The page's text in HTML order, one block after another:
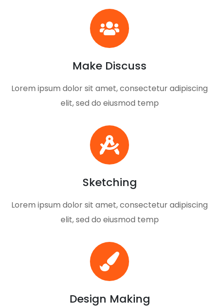
Make Discuss
Lorem ipsum dolor sit amet, consectetur adipiscing
elit, sed do eiusmod temp
Sketching
Lorem ipsum dolor sit amet, consectetur adipiscing
elit, sed do eiusmod temp
Design Making